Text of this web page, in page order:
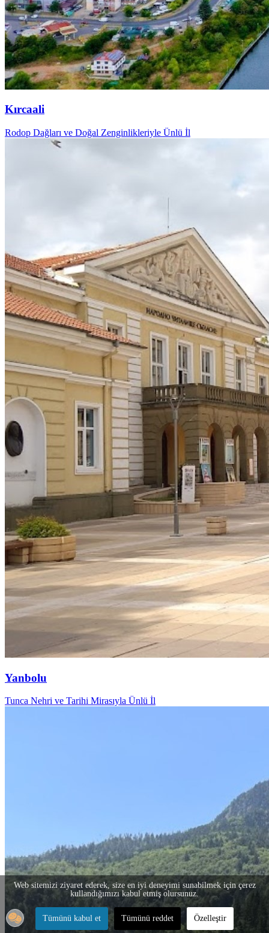
Kırcaali
Rodop Dağları ve Doğal Zenginlikleriyle Ünlü İl
Yanbolu
Tunca Nehri ve Tarihi Mirasıyla Ünlü İl
Web sitemizi ziyaret ederek, size en iyi deneyimi sunabilmek için çerez
kullandığımızı kabul etmiş olursunuz.
Tümünü kabul et Tümünü reddet Özelleştir